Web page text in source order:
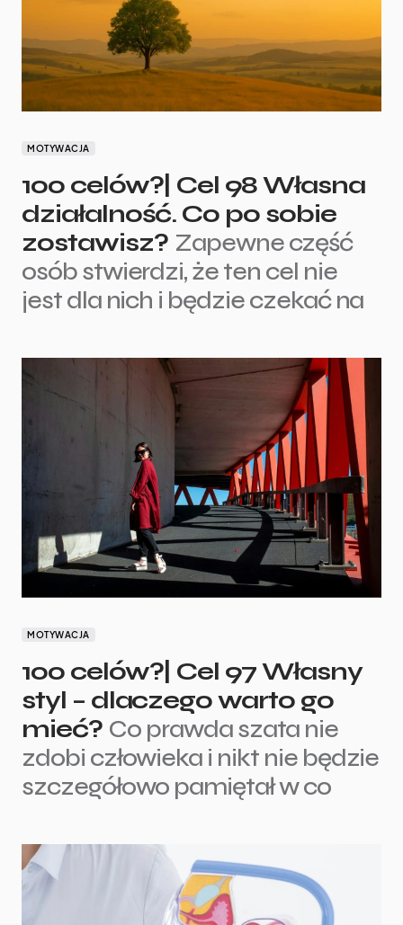
MOTYWACJA
100 celów?| Cel 98 Własna
działalność. Co po sobie
zostawisz? Zapewne część
osób stwierdzi, że ten cel nie
jest dla nich i będzie czekać na
MOTYWACJA
100 celów?| Cel 97 Własny
styl – dlaczego warto go
mieć? Co prawda szata nie
zdobi człowieka i nikt nie będzie
szczegółowo pamiętał w co